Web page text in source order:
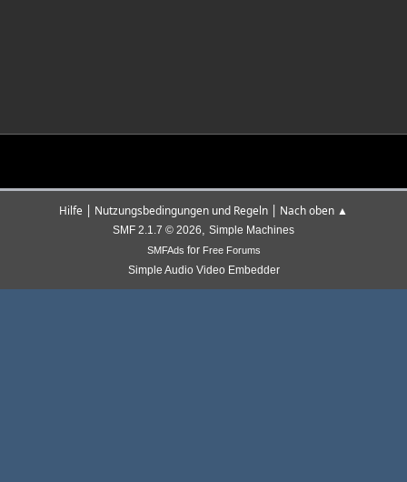
Hilfe | Nutzungsbedingungen und Regeln | Nach oben ▲
SMF 2.1.7 © 2026, Simple Machines
SMFAds for Free Forums
Simple Audio Video Embedder